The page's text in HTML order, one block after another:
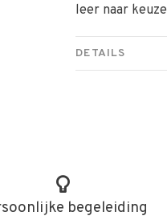
leer naar keuze
DETAILS
begeleiding